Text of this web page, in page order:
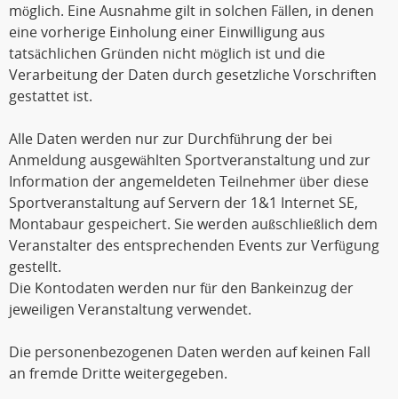
möglich. Eine Ausnahme gilt in solchen Fällen, in denen
eine vorherige Einholung einer Einwilligung aus
tatsächlichen Gründen nicht möglich ist und die
Verarbeitung der Daten durch gesetzliche Vorschriften
gestattet ist.
Alle Daten werden nur zur Durchführung der bei
Anmeldung ausgewählten Sportveranstaltung und zur
Information der angemeldeten Teilnehmer über diese
Sportveranstaltung auf Servern der 1&1 Internet SE,
Montabaur gespeichert. Sie werden außschließlich dem
Veranstalter des entsprechenden Events zur Verfügung
gestellt.
Die Kontodaten werden nur für den Bankeinzug der
jeweiligen Veranstaltung verwendet.
Die personenbezogenen Daten werden auf keinen Fall
an fremde Dritte weitergegeben.